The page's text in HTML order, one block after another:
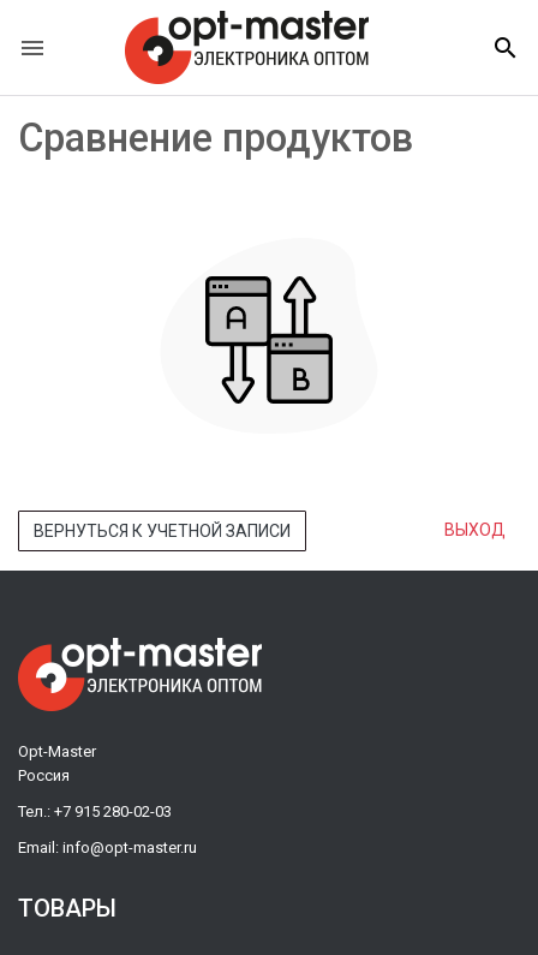
 
Сравнение продуктов
ВЕРНУТЬСЯ К УЧЕТНОЙ ЗАПИСИ ВЫХОД
Opt-Master
Россия
Тел.: +7 915 280-02-03
Email: info@opt-master.ru
ТОВАРЫ